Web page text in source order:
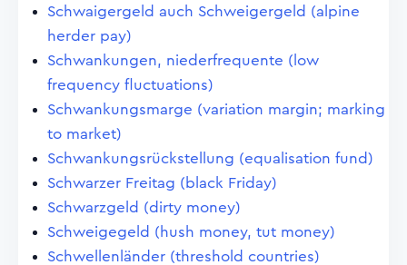
Schwaigergeld auch Schweigergeld (alpine
herder pay)
Schwankungen, niederfrequente (low
frequency fluctuations)
Schwankungsmarge (variation margin; marking
to market)
Schwankungsrückstellung (equalisation fund)
Schwarzer Freitag (black Friday)
Schwarzgeld (dirty money)
Schweigegeld (hush money, tut money)
Schwellenländer (threshold countries)